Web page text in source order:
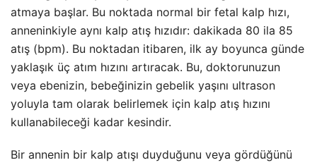
atmaya başlar. Bu noktada normal bir fetal kalp hızı,
anneninkiyle aynı kalp atış hızıdır: dakikada 80 ila 85
atış (bpm). Bu noktadan itibaren, ilk ay boyunca günde
yaklaşık üç atım hızını artıracak. Bu, doktorunuzun
veya ebenizin, bebeğinizin gebelik yaşını ultrason
yoluyla tam olarak belirlemek için kalp atış hızını
kullanabileceği kadar kesindir.
Bir annenin bir kalp atışı duyduğunu veya gördüğünü